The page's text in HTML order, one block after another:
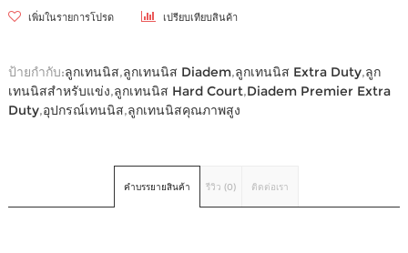
เพิ่มในรายการโปรด เปรียบเทียบสินค้า
ป้ายกำกับ:ลูกเทนนิส,ลูกเทนนิส Diadem,ลูกเทนนิส Extra Duty,ลูก
เทนนิสสำหรับแข่ง,ลูกเทนนิส Hard Court,Diadem Premier Extra
Duty,อุปกรณ์เทนนิส,ลูกเทนนิสคุณภาพสูง
คำบรรยายสินค้า รีวิว (0) ติดต่อเรา